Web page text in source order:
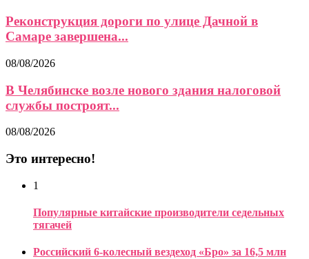
Реконструкция дороги по улице Дачной в
Самаре завершена...
08/08/2026
В Челябинске возле нового здания налоговой
службы построят...
08/08/2026
Это интересно!
1
Популярные китайские производители седельных
тягачей
Российский 6-колесный вездеход «Бро» за 16,5 млн